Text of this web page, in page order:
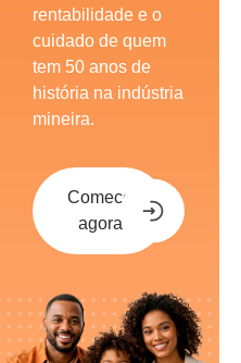
rentabilidade e o
cuidado de quem
tem 50 anos de
história na indústria
mineira.
Comece
agora